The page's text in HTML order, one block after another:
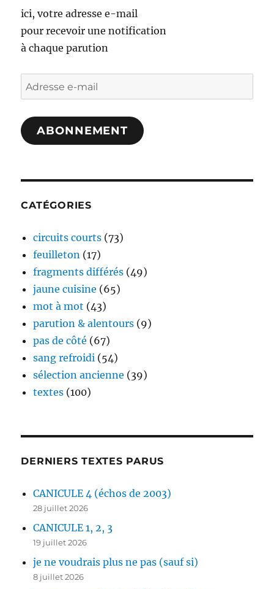
ici, votre adresse e-mail
pour recevoir une notification
à chaque parution
Adresse
e-
mail
ABONNEMENT
CATÉGORIES
circuits courts (73)
feuilleton (17)
fragments différés (49)
jaune cuisine (65)
mot à mot (43)
parution & alentours (9)
pas de côté (67)
sang refroidi (54)
sélection ancienne (39)
textes (100)
DERNIERS TEXTES PARUS
CANICULE 4 (échos de 2003)
28 juillet 2026
CANICULE 1, 2, 3
19 juillet 2026
je ne voudrais plus ne pas (sauf si)
8 juillet 2026